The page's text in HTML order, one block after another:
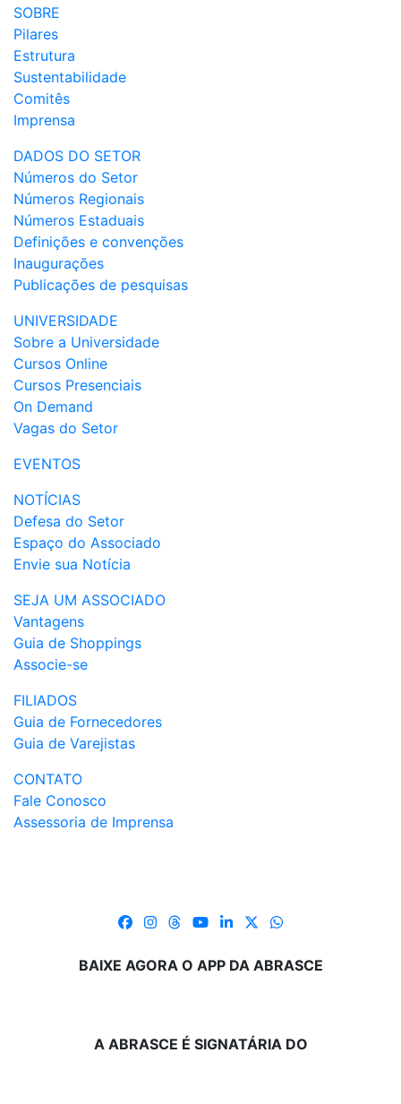
SOBRE
Pilares
Estrutura
Sustentabilidade
Comitês
Imprensa
DADOS DO SETOR
Números do Setor
Números Regionais
Números Estaduais
Definições e convenções
Inaugurações
Publicações de pesquisas
UNIVERSIDADE
Sobre a Universidade
Cursos Online
Cursos Presenciais
On Demand
Vagas do Setor
EVENTOS
NOTÍCIAS
Defesa do Setor
Espaço do Associado
Envie sua Notícia
SEJA UM ASSOCIADO
Vantagens
Guia de Shoppings
Associe-se
FILIADOS
Guia de Fornecedores
Guia de Varejistas
CONTATO
Fale Conosco
Assessoria de Imprensa
BAIXE AGORA O APP DA ABRASCE
A ABRASCE É SIGNATÁRIA DO